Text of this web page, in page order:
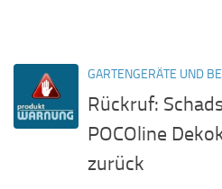
GARTENGERÄTE UND
Rückruf:
POCOline
zurück